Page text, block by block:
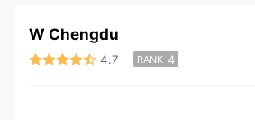
W Chengdu
4.7 RANK 4